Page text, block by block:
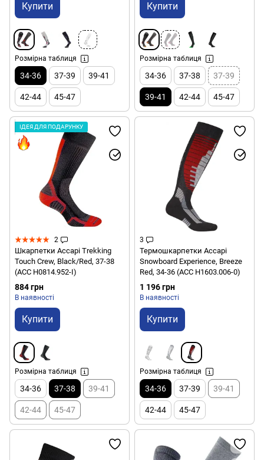
Купити
Розмірна таблиця
34-36 37-39 39-41
42-44 45-47
Купити
Розмірна таблиця
34-36 37-38 37-39
39-41 42-44 45-47
ІДЕЯ ДЛЯ ПОДАРУНКУ
2
Шкарпетки Accapi Trekking
Touch Crew, Black/Red, 37-38
(ACC H0814.952-I)
884 грн
В наявності
Купити
Розмірна таблиця
34-36 37-38 39-41
42-44 45-47
3
Термошкарпетки Accapi
Snowboard Experience, Breeze
Red, 34-36 (ACC H1603.006-0)
1 196 грн
В наявності
Купити
Розмірна таблиця
34-36 37-39 39-41
42-44 45-47